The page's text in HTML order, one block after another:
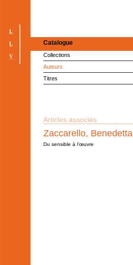
Catalogue
Collections
Auteurs
Titres
Articles associés
Zaccarello, Benedetta
Du sensible à l’œuvre